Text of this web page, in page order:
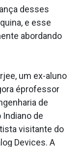
desses
e esse
abordando
um ex-aluno
éprofessor
de
de
visitante do
Devices. A